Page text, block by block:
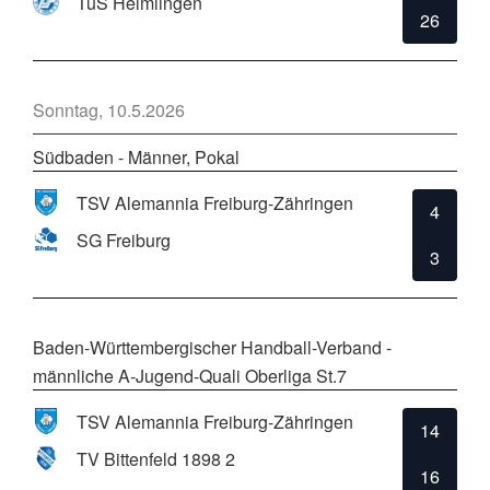
26
Sonntag, 10.5.2026
Südbaden - Männer, Pokal
TSV Alemannia Freiburg-Zähringen
SG Freiburg
4
3
Baden-Württembergischer Handball-Verband -
männliche A-Jugend-Quali Oberliga St.7
TSV Alemannia Freiburg-Zähringen
TV Bittenfeld 1898 2
14
16